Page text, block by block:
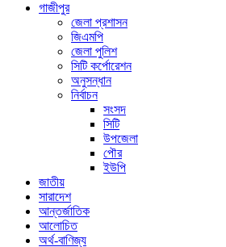
গাজীপুর
জেলা প্রশাসন
জিএমপি
জেলা পুলিশ
সিটি কর্পোরেশন
অনুসন্ধান
নির্বাচন
সংসদ
সিটি
উপজেলা
পৌর
ইউপি
জাতীয়
সারাদেশ
আন্তর্জাতিক
আলোচিত
অর্থ-বাণিজ্য